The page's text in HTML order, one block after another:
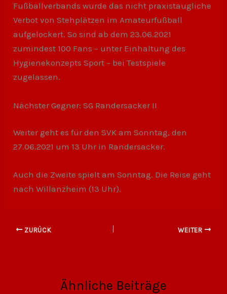
Fußballverbands wurde das nicht praxistaugliche
Verbot von Stehplätzen im Amateurfußball
aufgelockert. So sind ab dem 23.06.2021
zumindest 100 Fans – unter Einhaltung des
Hygienekonzepts Sport – bei Testspiele
zugelassen.
Nächster Gegner: SG Randersacker II
Weiter geht es für den SVK am Sonntag, den
27.06.2021 um 13 Uhr in Randersacker.
Auch die Zweite spielt am Sonntag. Die Reise geht
nach Willanzheim (13 Uhr).
ZURÜCK WEITER
Ähnliche Beiträge